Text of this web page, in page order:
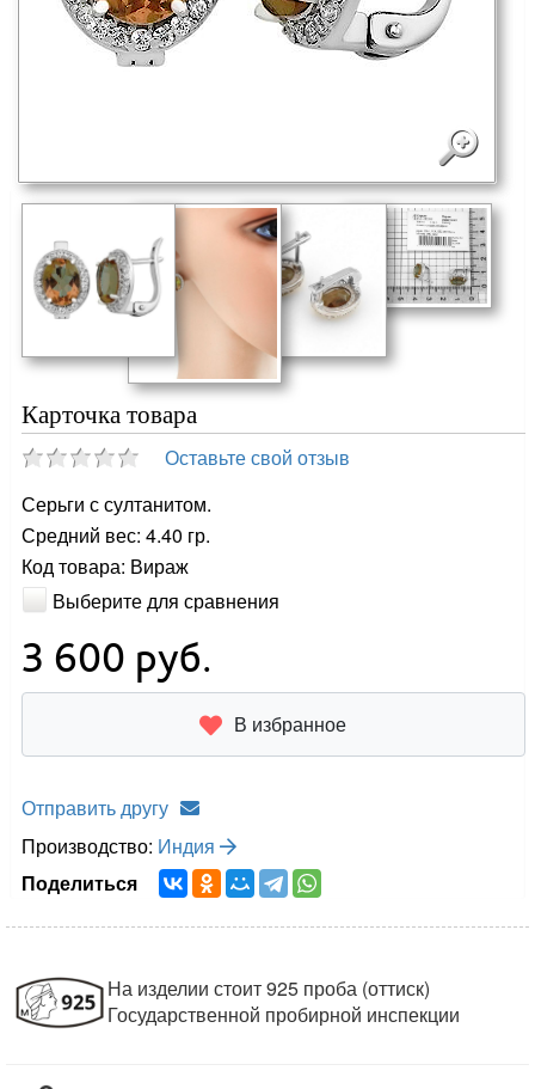
Карточка товара
Оставьте свой отзыв
Серьги с султанитом.
Средний вес: 4.40 гр.
Код товара: Вираж
Выберите для сравнения
3 600 руб.
В избранное
Отправить другу
Производство: Индия
Поделиться
На изделии стоит 925 проба (оттиск)
Государственной пробирной инспекции